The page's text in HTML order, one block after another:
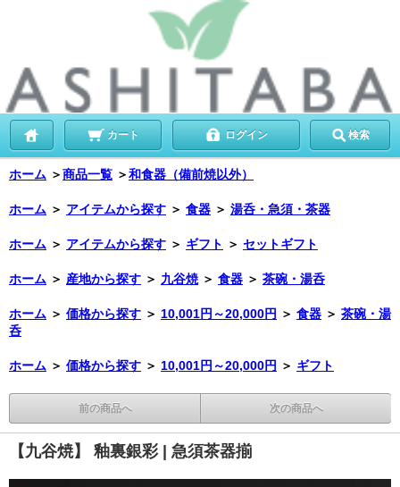
カート ログイン 検索
ホーム ＞商品一覧 ＞和食器（備前焼以外）
ホーム ＞ アイテムから探す ＞ 食器 ＞ 湯呑・急須・茶器
ホーム ＞ アイテムから探す ＞ ギフト ＞ セットギフト
ホーム ＞ 産地から探す ＞ 九谷焼 ＞ 食器 ＞ 茶碗・湯呑
ホーム ＞ 価格から探す ＞ 10,001円～20,000円 ＞ 食器 ＞ 茶碗・湯
呑
ホーム ＞ 価格から探す ＞ 10,001円～20,000円 ＞ ギフト
前の商品へ 次の商品へ
【九谷焼】 釉裏銀彩 | 急須茶器揃